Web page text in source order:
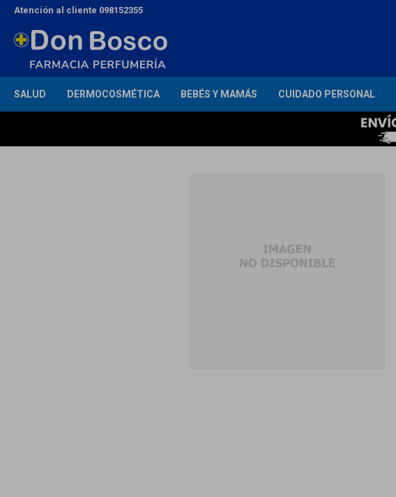
SALUD DERMOCOSMÉTICA BEBÉS Y MAMÁS CUIDADO PERSONAL
Atención al cliente 098152355